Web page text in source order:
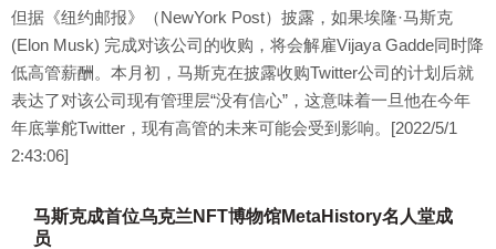
但据《纽约邮报》（NewYork Post）披露，如果埃隆·马斯克
(Elon Musk) 完成对该公司的收购，将会解雇Vijaya Gadde同时降
低高管薪酬。本月初，马斯克在披露收购Twitter公司的计划后就
表达了对该公司现有管理层“没有信心”，这意味着一旦他在今年
年底掌舵Twitter，现有高管的未来可能会受到影响。[2022/5/1
2:43:06]
马斯克成首位乌克兰NFT博物馆MetaHistory名人堂成
员